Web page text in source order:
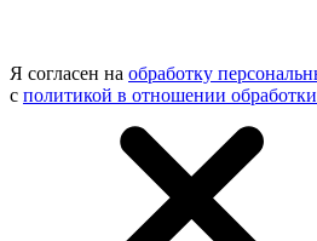
Я согласен на обработку
с политикой в отношении